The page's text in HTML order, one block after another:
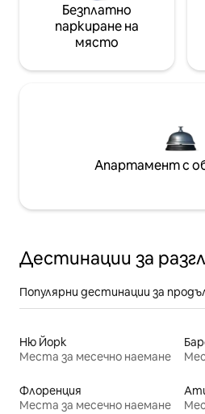
Безплатно
паркиране на
място
Апартамент с
Дестинации за
Популярни дестинации за
Ню Йорк
Места за месечно наемане
Флоренция
Места за месечно наемане